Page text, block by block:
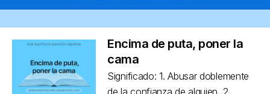
Encima de puta, poner la
cama
Significado: 1. Abusar doblemente
de la confianza de alguien. 2.